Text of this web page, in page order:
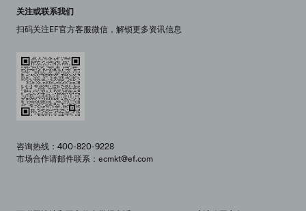
关注或联系我们
扫码关注EF官方客服微信，解锁更多资讯信息
咨询热线：400-820-9228
市场合作请邮件联系：ecmkt@ef.com